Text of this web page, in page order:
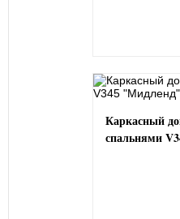
Каркасный
спальнями